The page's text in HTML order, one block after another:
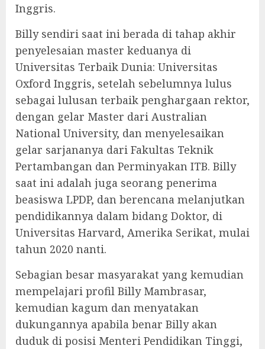
Inggris.
Billy sendiri saat ini berada di tahap akhir
penyelesaian master keduanya di
Universitas Terbaik Dunia: Universitas
Oxford Inggris, setelah sebelumnya lulus
sebagai lulusan terbaik penghargaan rektor,
dengan gelar Master dari Australian
National University, dan menyelesaikan
gelar sarjananya dari Fakultas Teknik
Pertambangan dan Perminyakan ITB. Billy
saat ini adalah juga seorang penerima
beasiswa LPDP, dan berencana melanjutkan
pendidikannya dalam bidang Doktor, di
Universitas Harvard, Amerika Serikat, mulai
tahun 2020 nanti.
Sebagian besar masyarakat yang kemudian
mempelajari profil Billy Mambrasar,
kemudian kagum dan menyatakan
dukungannya apabila benar Billy akan
duduk di posisi Menteri Pendidikan Tinggi,